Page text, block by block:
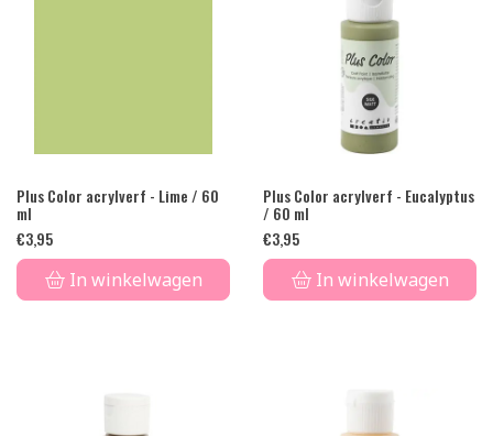
Plus Color acrylverf - Lime / 60
ml
€3,95
In winkelwagen
Plus Color acrylverf - Eucalyptus
/ 60 ml
€3,95
In winkelwagen